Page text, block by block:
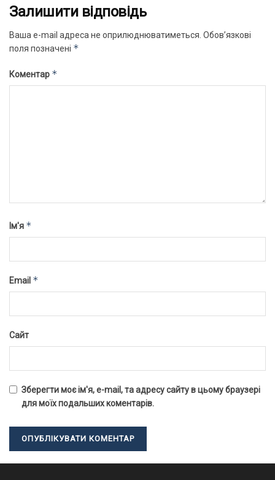
Залишити відповідь
Ваша e-mail адреса не оприлюднюватиметься. Обов’язкові
поля позначені *
Коментар *
Ім'я *
Email *
Сайт
Зберегти моє ім'я, e-mail, та адресу сайту в цьому браузері
для моїх подальших коментарів.